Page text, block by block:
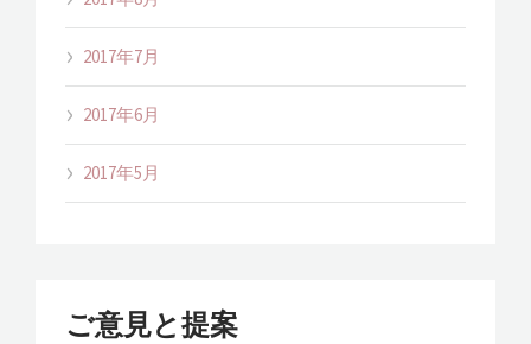
2017年7月
2017年6月
2017年5月
ご意見と提案